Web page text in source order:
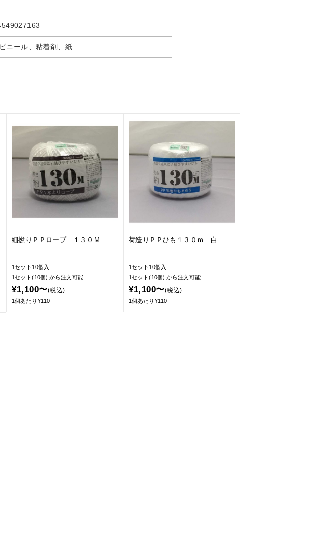
ニール、粘着剤、紙
細撚りＰＰロープ １３０Ｍ
1セット10個入
1セット(10個)から注文可能
¥1,100〜(税込)
1個あたり¥110
荷造りＰＰひも１３０ｍ 白
1セット10個入
1セット(10個)から注文可能
¥1,100〜(税込)
1個あたり¥110